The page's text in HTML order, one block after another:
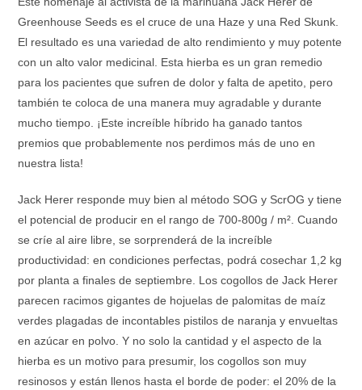
Greenhouse Seeds es el cruce de una Haze y una Red Skunk.
El resultado es una variedad de alto rendimiento y muy potente
con un alto valor medicinal. Esta hierba es un gran remedio
para los pacientes que sufren de dolor y falta de apetito, pero
también te coloca de una manera muy agradable y durante
mucho tiempo. ¡Este increíble híbrido ha ganado tantos
premios que probablemente nos perdimos más de uno en
nuestra lista!
Jack Herer responde muy bien al método SOG y ScrOG y tiene
el potencial de producir en el rango de 700-800g / m². Cuando
se críe al aire libre, se sorprenderá de la increíble
productividad: en condiciones perfectas, podrá cosechar 1,2 kg
por planta a finales de septiembre. Los cogollos de Jack Herer
parecen racimos gigantes de hojuelas de palomitas de maíz
verdes plagadas de incontables pistilos de naranja y envueltas
en azúcar en polvo. Y no solo la cantidad y el aspecto de la
hierba es un motivo para presumir, los cogollos son muy
resinosos y están llenos hasta el borde de poder: el 20% de la